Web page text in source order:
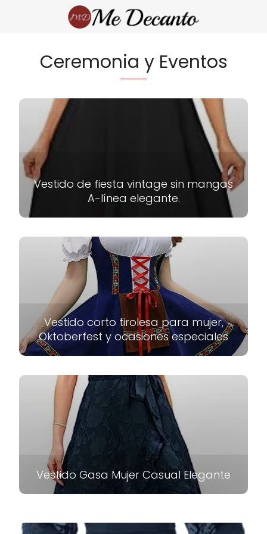
Ceremonia y Eventos
Vestido de fiesta vintage sin mangas
A-línea elegante.
Vestido corto tirolesa para mujer,
Oktoberfest y ocasiones especiales
Vestido Gasa Mujer Casual Elegante